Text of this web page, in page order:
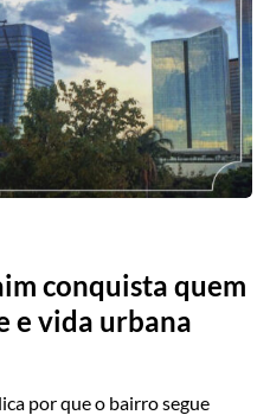
conquista quem
e vida urbana
por que o bairro segue